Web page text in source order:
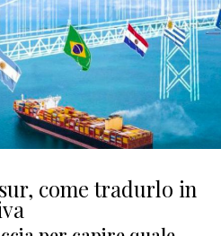
come tradurlo in